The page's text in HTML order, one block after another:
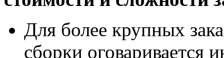
Для более крупных
сборки оговаривается